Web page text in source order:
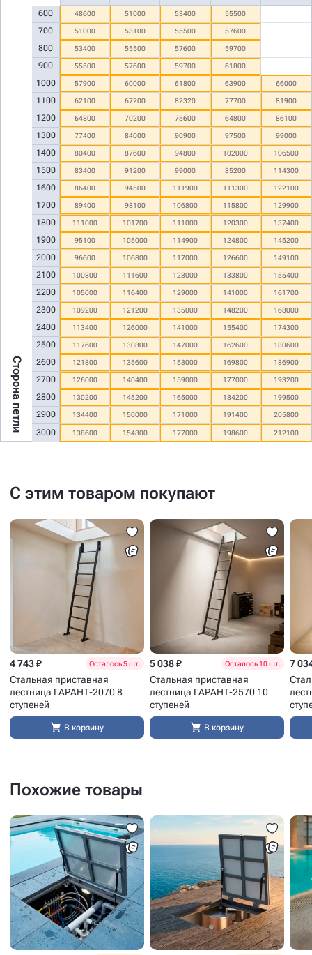
Сторона петли
600
700
800
900
1000
1100
1200
1300
1400
1500
1600
1700
1800
1900
2000
2100
2200
2300
2400
2500
2600
2700
2800
2900
3000
48600 51000 53400 55500
51000 53100 55500 57600
53400 55500 57600 59700
55500 57600 59700 61800
57900 60000 61800 63900 66000
62100 67200 82320 77700 81900
64800 70200 75600 64800 86100
77400 84000 90900 97500 99000
80400 87600 94800 102000 106500
83400 91200 99000 85200 114300
86400 94500 111900 111300 122100
89400 98100 106800 115800 129900
111000 101700 111000 120300 137400
95100 105000 114900 124800 145200
96600 106800 117000 126600 149100
100800 111600 123000 133800 155400
105000 116400 129000 141000 161700
109200 121200 135000 148200 168000
113400 126000 141000 155400 174300
117600 130800 147000 162600 180600
121800 135600 153000 169800 186900
126000 140400 159000 177000 193200
130200 145200 165000 184200 199500
134400 150000 171000 191400 205800
138600 154800 177000 198600 212100
С этим товаром покупают
4 743 ₽ Осталось 5 шт.
Стальная приставная
лестница ГАРАНТ-2070 8
ступеней
В корзину
5 038 ₽ Осталось 10 шт.
Стальная приставная
лестница ГАРАНТ-2570 10
ступеней
В корзину
7
Похожие товары